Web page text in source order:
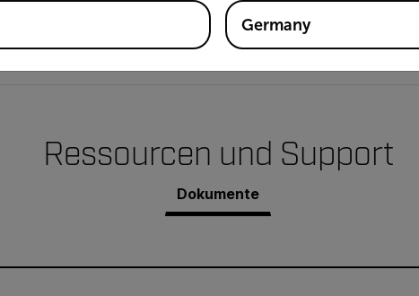
Ressourcen und Support
Dokumente
Germany